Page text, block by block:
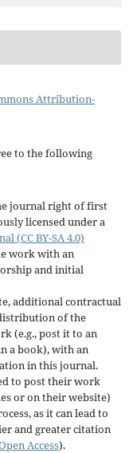
Attribution-
to the following
journal right of first
licensed under a
(CC BY-SA 4.0)
work with an
and initial
additional contractual
of the
(e.g., post it to an
a book), with an
in this journal.
to post their work
or on their website)
as it can lead to
and greater citation
Access).